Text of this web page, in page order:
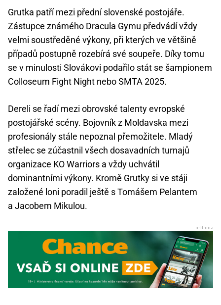
Grutka patří mezi přední slovenské postojáře.
Zástupce známého Dracula Gymu předvádí vždy
velmi soustředěné výkony, při kterých ve většině
případů postupně rozebírá své soupeře. Díky tomu
se v minulosti Slovákovi podařilo stát se šampionem
Colloseum Fight Night nebo SMTA 2025.
Dereli se řadí mezi obrovské talenty evropské
postojářské scény. Bojovník z Moldavska mezi
profesionály stále nepoznal přemožitele. Mladý
střelec se zúčastnil všech dosavadních turnajů
organizace KO Warriors a vždy uchvátil
dominantními výkony. Kromě Grutky si ve stáji
založené loni poradil ještě s Tomášem Pelantem
a Jacobem Mikulou.